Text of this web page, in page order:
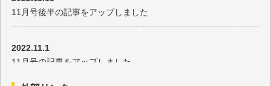
11月号後半の記事をアップしました
2022.11.1
11月号の記事をアップしました